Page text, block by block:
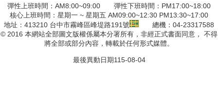
彈性上班時間：AM8:00~09:00 彈性下班時間：PM17:00~18:00
核心上班時間：星期一 ~ 星期五 AM09:00~12:30 PM13:30~17:00
地址：413210 台中市霧峰區峰堤路191號
總機：04-23317588
© 2016 本網站全部圖文版權係屬本分署所有，非經正式書面同意， 不得
將全部或部分內容，轉載於任何形式媒體。
最後異動日期115-08-04